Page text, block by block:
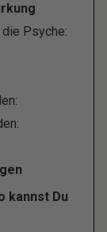
Psyche:
kannst Du
Dann
(PME)
die
bei